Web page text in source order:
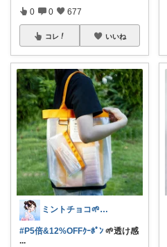
0 0 677
コレ いいね
ミントチョコ🌱いつもありがとう
#P5倍&12%OFFｸｰﾎﾟﾝ 🌱透け感
...